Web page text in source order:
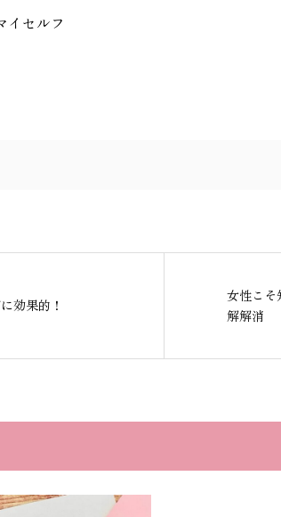
イセルフ
効果的！
女性こそ
解解消